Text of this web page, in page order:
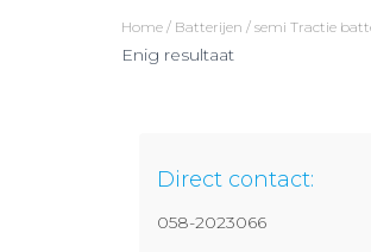
Home / Batterijen / semi Tractie
Enig resultaat
Direct contact:
058-2023066